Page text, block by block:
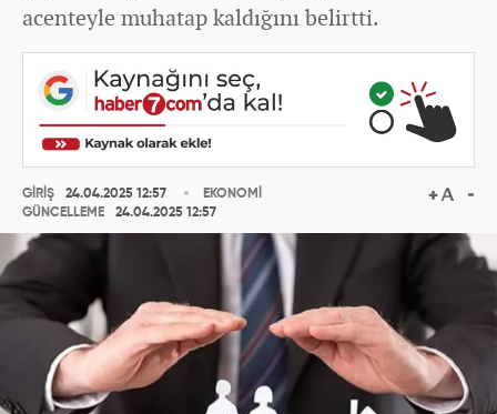
acenteyle muhatap kaldığını belirtti.
GİRİŞ
24.04.2025 12:57
GÜNCELLEME
24.04.2025 12:57
EKONOMİ